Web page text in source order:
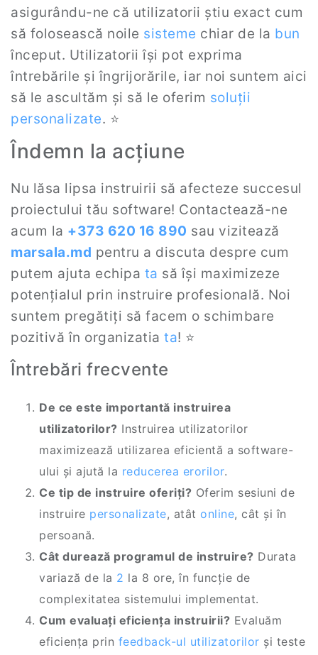
asigurându-ne că utilizatorii știu exact cum
să folosească noile sisteme chiar de la bun
început. Utilizatorii își pot exprima
întrebările și îngrijorările, iar noi suntem aici
să le ascultăm și să le oferim soluții
personalizate. ⭐
Îndemn la acțiune
Nu lăsa lipsa instruirii să afecteze succesul
proiectului tău software! Contactează-ne
acum la +373 620 16 890 sau vizitează
marsala.md pentru a discuta despre cum
putem ajuta echipa ta să își maximizeze
potențialul prin instruire profesională. Noi
suntem pregătiți să facem o schimbare
pozitivă în organizatia ta! ⭐
Întrebări frecvente
De ce este importantă instruirea
utilizatorilor? Instruirea utilizatorilor
maximizează utilizarea eficientă a software-
ului și ajută la reducerea erorilor.
Ce tip de instruire oferiți? Oferim sesiuni de
instruire personalizate, atât online, cât și în
persoană.
Cât durează programul de instruire? Durata
variază de la 2 la 8 ore, în funcție de
complexitatea sistemului implementat.
Cum evaluați eficiența instruirii? Evaluăm
eficiența prin feedback-ul utilizatorilor și teste